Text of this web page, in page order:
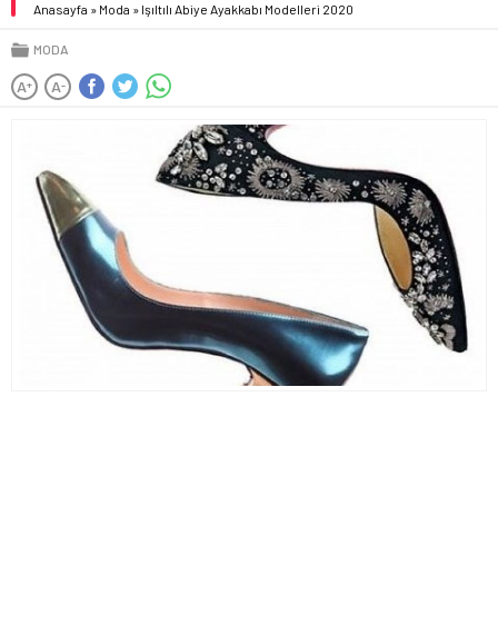
Anasayfa » Moda » Işıltılı Abiye Ayakkabı Modelleri 2020
MODA
A+ A-